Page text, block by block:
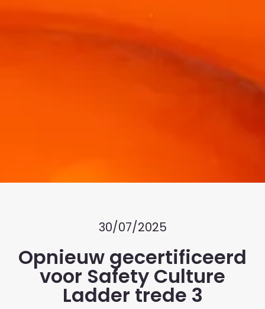
30/07/2025
Opnieuw gecertificeerd
voor Safety Culture
Ladder trede 3